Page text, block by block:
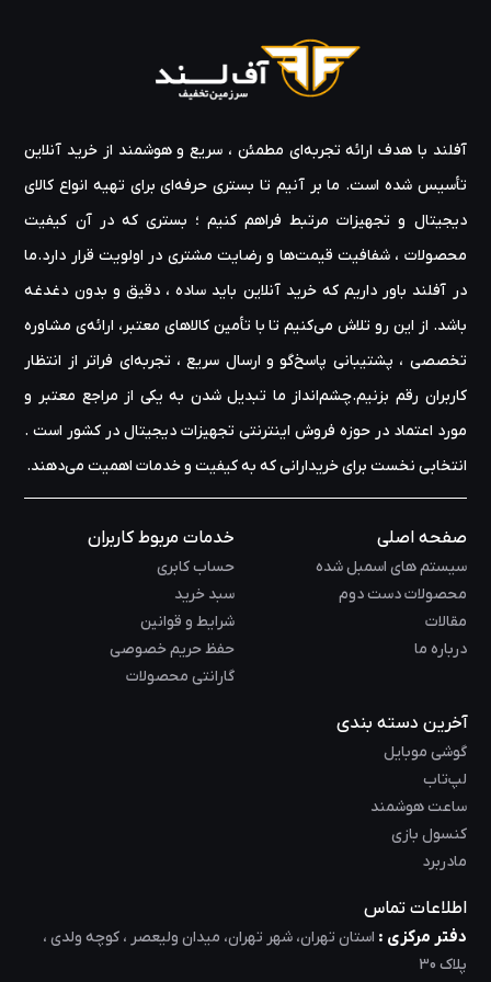
آفلند با هدف ارائه‌ تجربه‌ای مطمئن ، سریع و هوشمند از خرید آنلاین
تأسیس شده است. ما بر آنیم تا بستری حرفه‌ای برای تهیه‌ انواع کالای
دیجیتال و تجهیزات مرتبط فراهم کنیم ؛ بستری که در آن کیفیت
محصولات ، شفافیت قیمت‌ها و رضایت مشتری در اولویت قرار دارد.ما
در آفلند باور داریم که خرید آنلاین باید ساده ، دقیق و بدون دغدغه
باشد. از این رو تلاش می‌کنیم تا با تأمین کالاهای معتبر، ارائه‌ی مشاوره‌
تخصصی ، پشتیبانی پاسخ‌گو و ارسال سریع ، تجربه‌ای فراتر از انتظار
کاربران رقم بزنیم.چشم‌انداز ما تبدیل شدن به یکی از مراجع معتبر و
مورد اعتماد در حوزه‌ فروش اینترنتی تجهیزات دیجیتال در کشور است .
انتخابی نخست برای خریدارانی که به کیفیت و خدمات اهمیت می‌دهند.
صفحه اصلی
سیستم های اسمبل شده
محصولات دست دوم
مقالات
درباره ما
خدمات مربوط کاربران
حساب کابری
سبد خرید
شرایط و قوانین
حفظ حریم خصوصی
گارانتی محصولات
آخرین دسته بندی
گوشی موبایل
لپ‌تاب
ساعت هوشمند
کنسول بازی
مادربرد
اطلاعات تماس
دفتر مرکزی : استان تهران، شهر تهران، میدان ولیعصر ، کوچه ولدی ،
پلاک 30